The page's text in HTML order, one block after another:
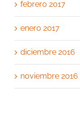
febrero 2017
enero 2017
diciembre 2016
noviembre 2016